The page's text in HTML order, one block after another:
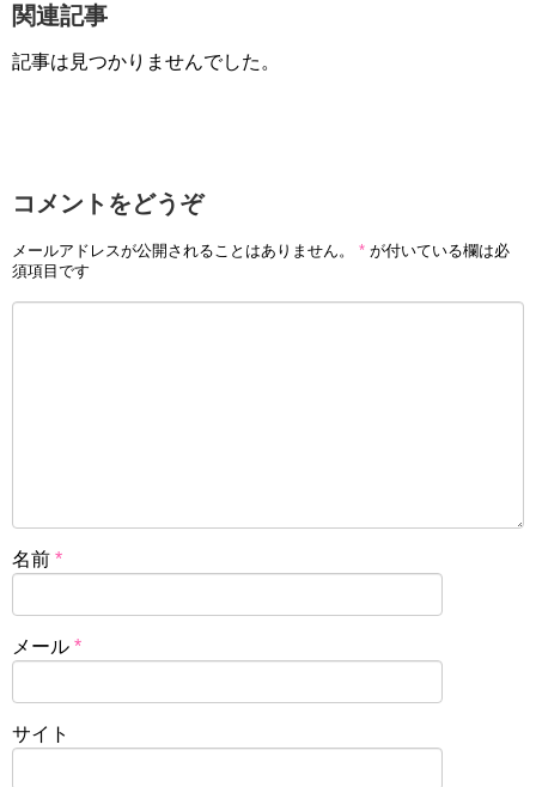
関連記事
記事は見つかりませんでした。
コメントをどうぞ
メールアドレスが公開されることはありません。 * が付いている欄は必
須項目です
名前 *
メール *
サイト